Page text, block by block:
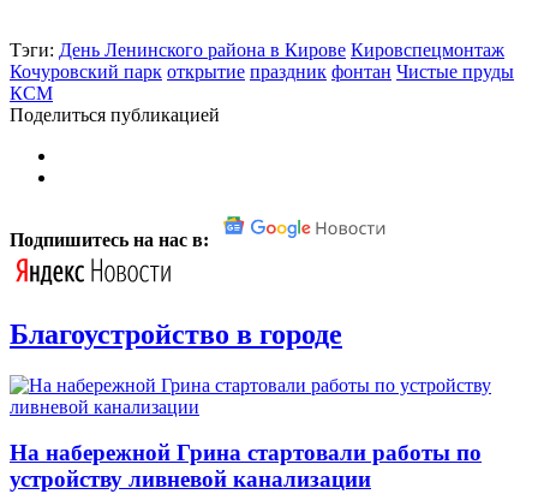
Тэги: День Ленинского района в Кирове Кировспецмонтаж
Кочуровский парк открытие праздник фонтан Чистые пруды
КСМ
Поделиться публикацией
Подпишитесь на нас в:
Благоустройство в городе
На набережной Грина стартовали работы по
устройству ливневой канализации